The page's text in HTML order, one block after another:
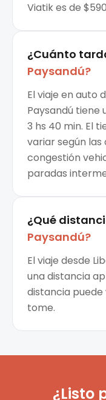
Viatik es de
¿Cuánto
Paysandú?
El viaje en auto
Paysandú tiene
3 hs 40 min. El
variar según las
congestión
paradas
¿Qué
Paysandú?
El viaje desde
una distancia
distancia puede
tome.
¿Listo